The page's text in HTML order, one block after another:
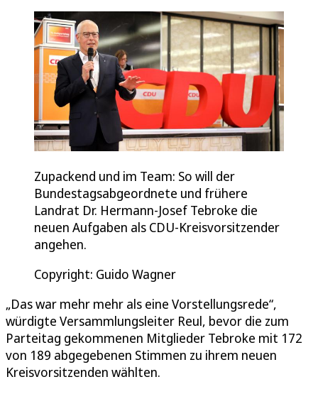
Zupackend und im Team: So will der
Bundestagsabgeordnete und frühere
Landrat Dr. Hermann-Josef Tebroke die
neuen Aufgaben als CDU-Kreisvorsitzender
angehen.
Copyright: Guido Wagner
„Das war mehr mehr als eine Vorstellungsrede“,
würdigte Versammlungsleiter Reul, bevor die zum
Parteitag gekommenen Mitglieder Tebroke mit 172
von 189 abgegebenen Stimmen zu ihrem neuen
Kreisvorsitzenden wählten.